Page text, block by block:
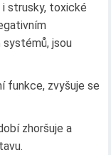
i strusky, toxické
jsou
funkce, zvyšuje se
zhoršuje a